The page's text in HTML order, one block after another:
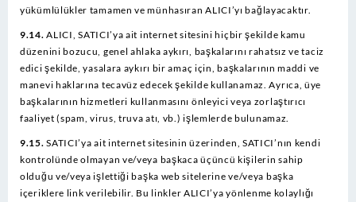
yükümlülükler tamamen ve münhasıran ALICI’yı bağlayacaktır.
9.14. ALICI, SATICI’ya ait internet sitesini hiçbir şekilde kamu
düzenini bozucu, genel ahlaka aykırı, başkalarını rahatsız ve taciz
edici şekilde, yasalara aykırı bir amaç için, başkalarının maddi ve
manevi haklarına tecavüz edecek şekilde kullanamaz. Ayrıca, üye
başkalarının hizmetleri kullanmasını önleyici veya zorlaştırıcı
faaliyet (spam, virus, truva atı, vb.) işlemlerde bulunamaz.
9.15. SATICI’ya ait internet sitesinin üzerinden, SATICI’nın kendi
kontrolünde olmayan ve/veya başkaca üçüncü kişilerin sahip
olduğu ve/veya işlettiği başka web sitelerine ve/veya başka
içeriklere link verilebilir. Bu linkler ALICI’ya yönlenme kolaylığı